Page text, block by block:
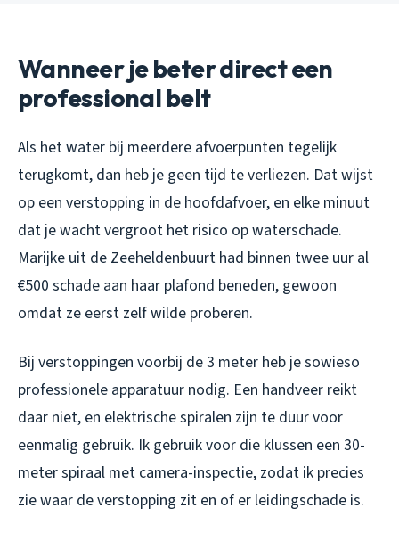
Wanneer je beter direct een
professional belt
Als het water bij meerdere afvoerpunten tegelijk
terugkomt, dan heb je geen tijd te verliezen. Dat wijst
op een verstopping in de hoofdafvoer, en elke minuut
dat je wacht vergroot het risico op waterschade.
Marijke uit de Zeeheldenbuurt had binnen twee uur al
€500 schade aan haar plafond beneden, gewoon
omdat ze eerst zelf wilde proberen.
Bij verstoppingen voorbij de 3 meter heb je sowieso
professionele apparatuur nodig. Een handveer reikt
daar niet, en elektrische spiralen zijn te duur voor
eenmalig gebruik. Ik gebruik voor die klussen een 30-
meter spiraal met camera-inspectie, zodat ik precies
zie waar de verstopping zit en of er leidingschade is.